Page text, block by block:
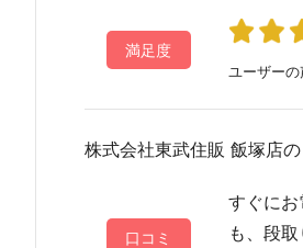
満足度
ユーザー
株式会社東武住販 飯塚店の
口コミ
すぐに
も、段